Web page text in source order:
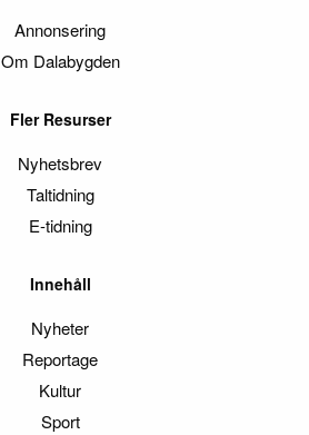
Annonsering
Om Dalabygden
Fler Resurser
Nyhetsbrev
Taltidning
E-tidning
Innehåll
Nyheter
Reportage
Kultur
Sport